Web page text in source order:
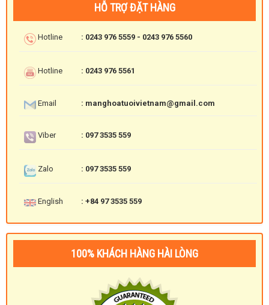
HỖ TRỢ ĐẶT HÀNG
Hotline : 0243 976 5559 - 0243 976 5560
Hotline : 0243 976 5561
Email : manghoatuoivietnam@gmail.com
Viber : 097 3535 559
Zalo : 097 3535 559
English : +84 97 3535 559
100% KHÁCH HÀNG HÀI LÒNG